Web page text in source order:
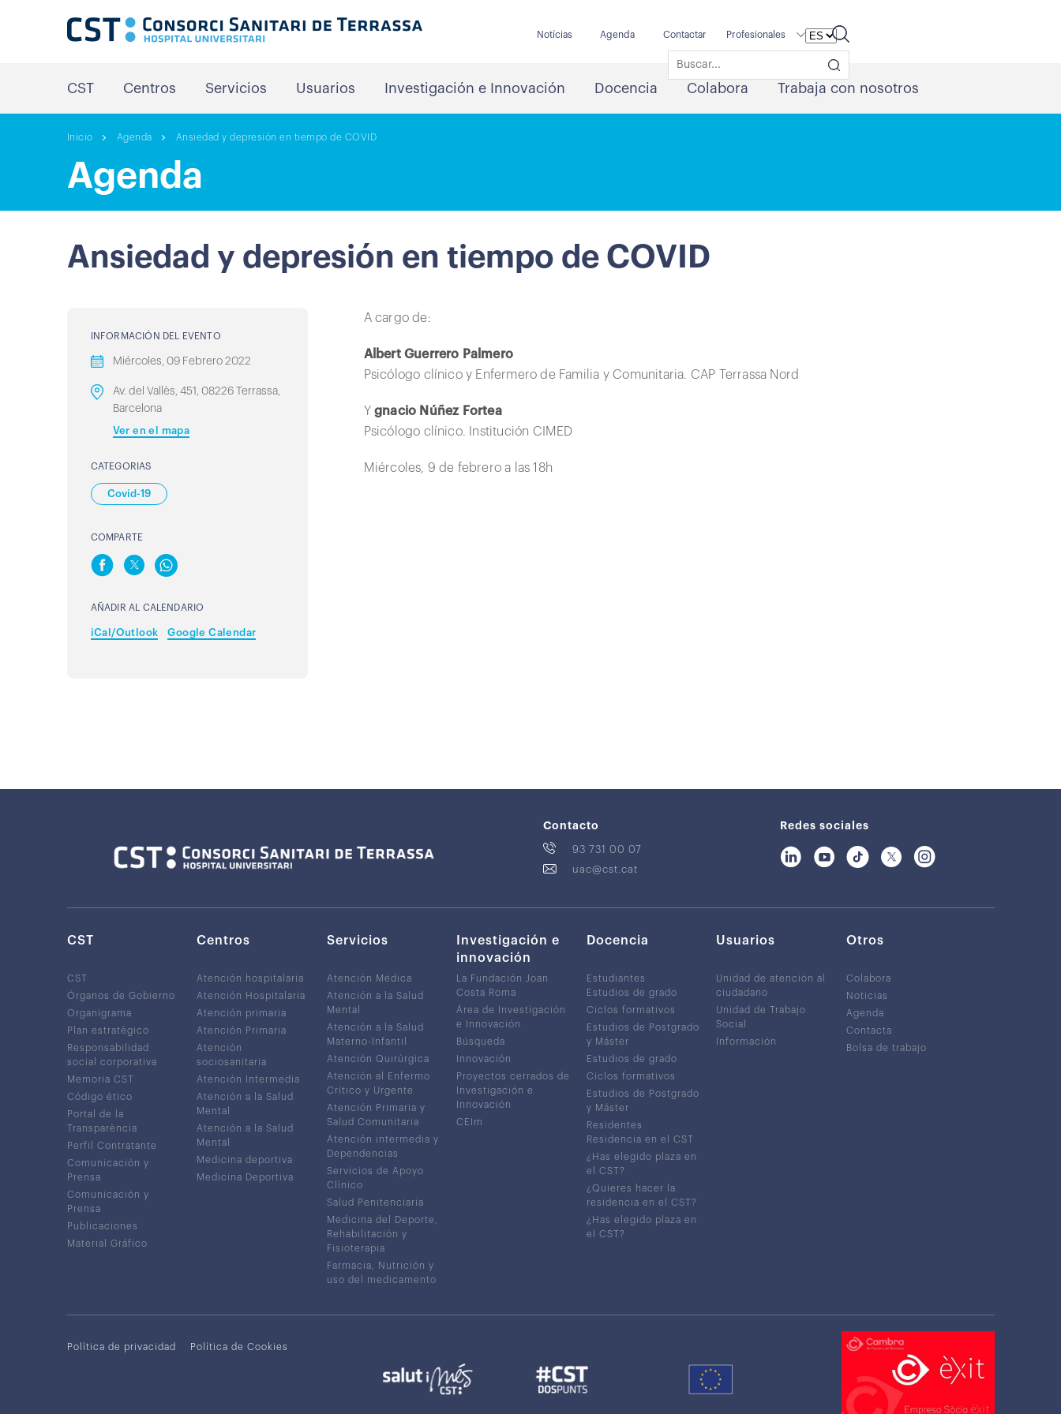
Notícias Agenda Contactar Profesionales
CST Centros Servicios Usuarios Investigación e Innovación Docencia Colabora Trabaja con nosotros
Inicio Agenda Ansiedad y depresión en tiempo de COVID
Agenda
Ansiedad y depresión en tiempo de COVID
INFORMACIÓN DEL EVENTO
Miércoles, 09 Febrero 2022
Av. del Vallès, 451, 08226 Terrassa,
Barcelona
Ver en el mapa
CATEGORIAS
Covid-19
COMPARTE
AÑADIR AL CALENDARIO
iCal/Outlook Google Calendar
A cargo de:
Albert Guerrero Palmero
Psicólogo clínico y Enfermero de Familia y Comunitaria. CAP Terrassa Nord
Y gnacio Núñez Fortea
Psicólogo clínico. Institución CIMED
Miércoles, 9 de febrero a las 18h
Contacto
93 731 00 07
uac@cst.cat
Redes sociales
CST
CST
Órganos de Gobierno
Organigrama
Plan estratégico
Responsabilidad
social corporativa
Memoria CST
Código ético
Portal de la
Transparència
Perfil Contratante
Comunicación y
Prensa
Comunicación y
Prensa
Publicaciones
Material Gráfico
Centros
Atención hospitalaria
Atención Hospitalaria
Atención primaria
Atención Primaria
Atención
sociosanitaria
Atención Intermedia
Atención a la Salud
Mental
Atención a la Salud
Mental
Medicina deportiva
Medicina Deportiva
Servicios
Atención Médica
Atención a la Salud
Mental
Atención a la Salud
Materno-Infantil
Atención Quirúrgica
Atención al Enfermo
Crítico y Urgente
Atención Primaria y
Salud Comunitaria
Atención intermedia y
Dependencias
Servicios de Apoyo
Clínico
Salud Penitenciaria
Medicina del Deporte,
Rehabilitación y
Fisioterapia
Farmacia, Nutrición y
uso del medicamento
Investigación e
innovación
La Fundación Joan
Costa Roma
Área de Investigación
e Innovación
Búsqueda
Innovación
Proyectos cerrados de
Investigación e
Innovación
CEIm
Docencia
Estudiantes
Estudios de grado
Ciclos formativos
Estudios de Postgrado
y Máster
Estudios de grado
Ciclos formativos
Estudios de Postgrado
y Máster
Residentes
Residencia en el CST
¿Has elegido plaza en
el CST?
¿Quieres hacer la
residencia en el CST?
¿Has elegido plaza en
el CST?
Usuarios
Unidad de atención al
ciudadano
Unidad de Trabajo
Social
Información
Otros
Colabora
Noticias
Agenda
Contacta
Bolsa de trabajo
Política de privacidad Política de Cookies